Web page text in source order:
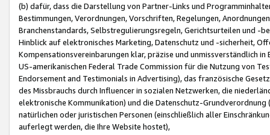
(b) dafür, dass die Darstellung von Partner-Links und
Bestimmungen, Verordnungen, Vorschriften, Regelungen,
Branchenstandards, Selbstregulierungsregeln, Gerichtsurteilen und -
Hinblick auf elektronisches Marketing, Datenschutz und -sicherheit,
Kompensationsvereinbarungen klar, präzise und unmissverständlich
US-amerikanischen Federal Trade Commission für die Nutzung von
Endorsement and Testimonials in Advertising), das französische
des Missbrauchs durch Influencer in sozialen Netzwerken, die
elektronische Kommunikation) und die Datenschutz-
natürlichen oder juristischen Personen (einschließlich aller
auferlegt werden, die Ihre Website hostet),